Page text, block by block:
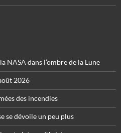
NASA dans l’ombre de la Lune
2026
des incendies
se dévoile un peu plus